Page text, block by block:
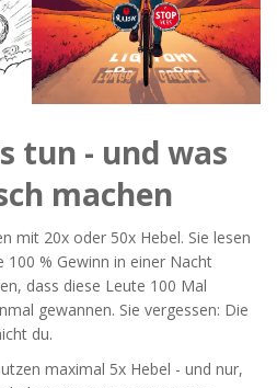
tun - und was
machen
mit 20x oder 50x Hebel. Sie lesen
100 % Gewinn in einer Nacht
dass diese Leute 100 Mal
gewannen. Sie vergessen: Die
du.
maximal 5x Hebel - und nur,